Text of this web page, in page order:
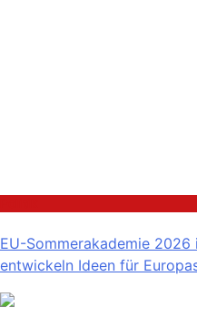
EU-Sommerakademie 2026
entwickeln Ideen für